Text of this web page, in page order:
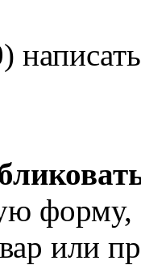
) написать
или